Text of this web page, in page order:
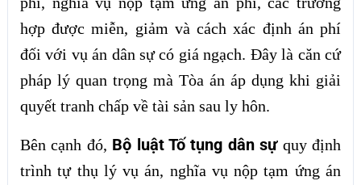
hợp được miễn, giảm và cách xác định án phí
đối với vụ án dân sự có giá ngạch. Đây là căn cứ
pháp lý quan trọng mà Tòa án áp dụng khi giải
quyết tranh chấp về tài sản sau ly hôn.
Bên cạnh đó, Bộ luật Tố tụng dân sựquy định
trình tự thụ lý vụ án, nghĩa vụ nộp tạm ứng án